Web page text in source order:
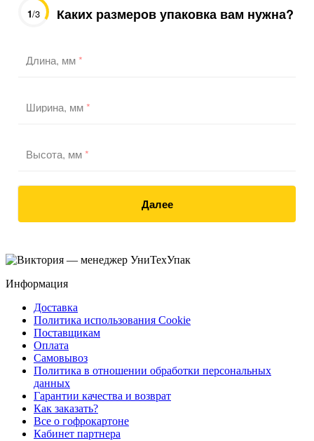
1/3 Каких размеров упаковка вам нужна?
Длина, мм*
Ширина, мм*
Высота, мм*
Далее
Информация
Доставка
Политика использования Cookie
Поставщикам
Оплата
Самовывоз
Политика в отношении обработки персональных
данных
Гарантии качества и возврат
Как заказать?
Все о гофрокартоне
Кабинет партнера